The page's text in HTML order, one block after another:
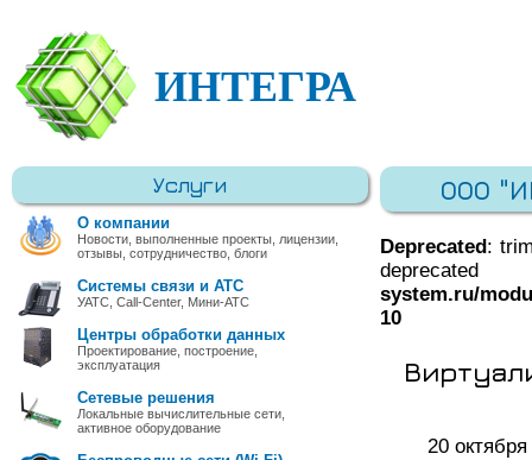
ИНТЕГРА
Услуги
О компании
Новости, выполненные проекты, лицензии,
отзывы, сотрудничество, блоги
Системы связи и АТС
УАТС, Call-Center, Мини-АТС
Центры обработки данных
Проектирование, построение,
эксплуатация
Сетевые решения
Локальные вычислительные сети,
активное оборудование
ООО
Deprecated:
system.ru/
10
20